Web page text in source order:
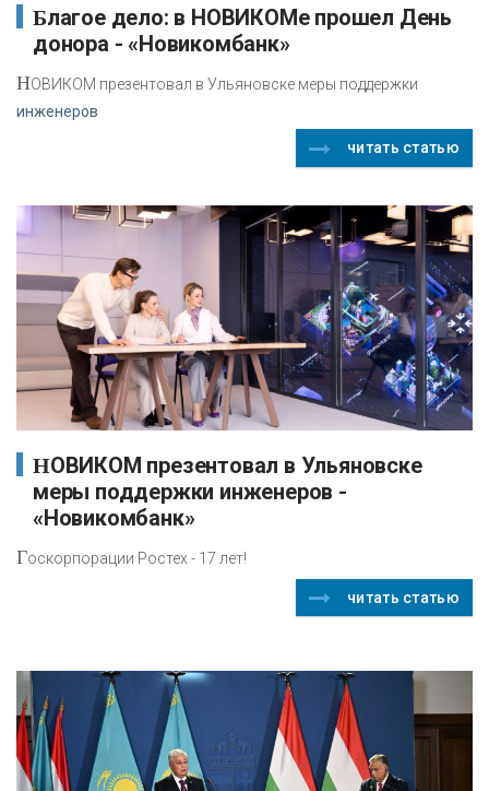
Благое дело: в НОВИКОМе прошел День
донора - «Новикомбанк»
НОВИКОМ презентовал в Ульяновске меры поддержки
инженеров
читать статью
НОВИКОМ презентовал в Ульяновске
меры поддержки инженеров -
«Новикомбанк»
Госкорпорации Ростех - 17 лет!
читать статью